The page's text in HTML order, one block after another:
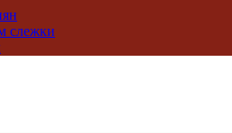
слежки